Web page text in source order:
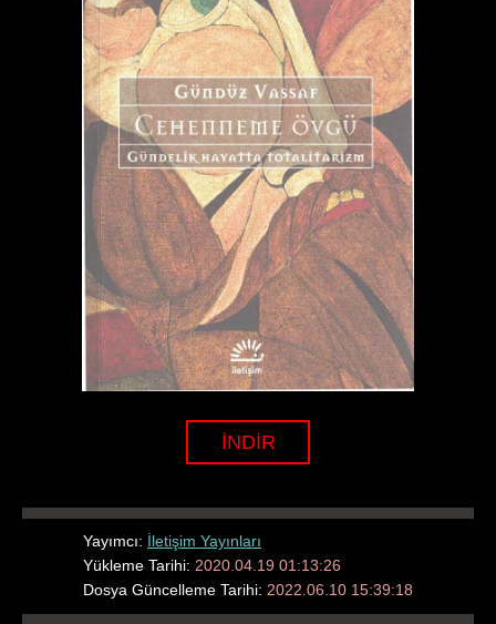
İNDİR
Yayımcı: İletişim Yayınları
Yükleme Tarihi: 2020.04.19 01:13:26
Dosya Güncelleme Tarihi: 2022.06.10 15:39:18